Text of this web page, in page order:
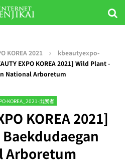
KOREA 2021
kbeautyexpo-
EXPO KOREA 2021] Wild Plant -
National Arboretum
KOREA_2021-出展者
KOREA 2021]
Arboretum